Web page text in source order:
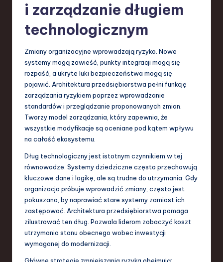
i zarządzanie długiem
technologicznym
Zmiany organizacyjne wprowadzają ryzyko. Nowe
systemy mogą zawieść, punkty integracji mogą się
rozpaść, a ukryte luki bezpieczeństwa mogą się
pojawić. Architektura przedsiębiorstwa pełni funkcję
zarządzania ryzykiem poprzez wprowadzanie
standardów i przeglądzanie proponowanych zmian.
Tworzy model zarządzania, który zapewnia, że
wszystkie modyfikacje są oceniane pod kątem wpływu
na całość ekosystemu.
Dług technologiczny jest istotnym czynnikiem w tej
równowadze. Systemy dziedziczne często przechowują
kluczowe dane i logikę, ale są trudne do utrzymania. Gdy
organizacja próbuje wprowadzić zmiany, często jest
pokuszana, by naprawiać stare systemy zamiast ich
zastępować. Architektura przedsiębiorstwa pomaga
zilustrować ten dług. Pozwala liderom zobaczyć koszt
utrzymania stanu obecnego wobec inwestycji
wymaganej do modernizacji.